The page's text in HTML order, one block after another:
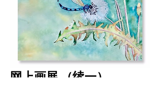
网上画展 （续一）